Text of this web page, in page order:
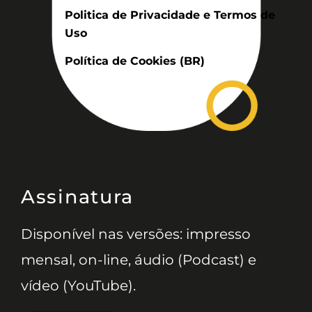
Politica de Privacidade e Termos de
Uso
Política de Cookies (BR)
Assinatura
Disponível nas versões: impresso
mensal, on-line, áudio (Podcast) e
vídeo (YouTube).